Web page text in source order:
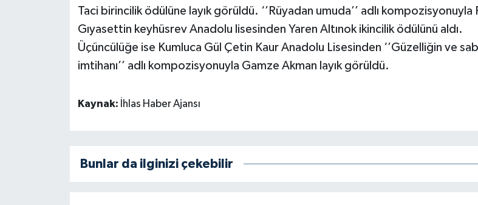
Taci birincilik ödülüne layık görüldü. ‘’Rüyadan umuda’’ adlı kompozisyonuyla
Gıyasettin keyhüsrev Anadolu lisesinden Yaren Altınok ikincilik ödülünü aldı.
Üçüncülüğe ise Kumluca Gül Çetin Kaur Anadolu Lisesinden ‘’Güzelliğin ve
imtihanı’’ adlı kompozisyonuyla Gamze Akman layık görüldü.
Kaynak: İhlas Haber Ajansı
Bunlar da ilginizi çekebilir